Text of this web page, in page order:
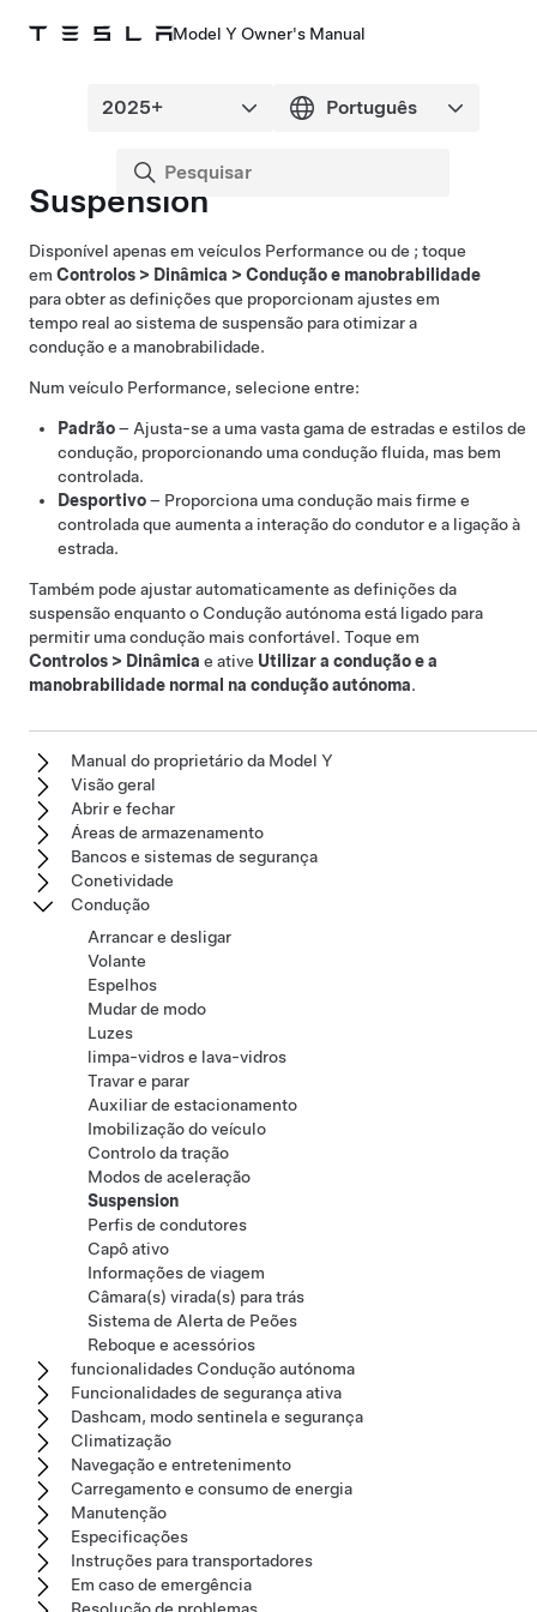
Model Y Owner's Manual
Suspension
Disponível apenas em veículos Performance ou de ; toque
em Controlos > Dinâmica > Condução e manobrabilidade
para obter as definições que proporcionam ajustes em
tempo real ao sistema de suspensão para otimizar a
condução e a manobrabilidade.
Num veículo Performance, selecione entre:
Padrão– Ajusta-se a uma vasta gama de estradas e estilos de
condução, proporcionando uma condução fluida, mas bem
controlada.
Desportivo– Proporciona uma condução mais firme e
controlada que aumenta a interação do condutor e a ligação à
estrada.
Também pode ajustar automaticamente as definições da
suspensão enquanto o Condução autónomaestá ligado para
permitir uma condução mais confortável. Toque em
Controlos > Dinâmica e ative Utilizar a condução e a
manobrabilidade normal na condução autónoma.
Manual do proprietário da Model Y
Visão geral
Abrir e fechar
Áreas de armazenamento
Bancos e sistemas de segurança
Conetividade
Condução
Arrancar e desligar
Volante
Espelhos
Mudar de modo
Luzes
limpa-vidros e lava-vidros
Travar e parar
Auxiliar de estacionamento
Imobilização do veículo
Controlo da tração
Modos de aceleração
Suspension
Perfis de condutores
Capô ativo
Informações de viagem
Câmara(s) virada(s) para trás
Sistema de Alerta de Peões
Reboque e acessórios
funcionalidades Condução autónoma
Funcionalidades de segurança ativa
Dashcam, modo sentinela e segurança
Climatização
Navegação e entretenimento
Carregamento e consumo de energia
Manutenção
Especificações
Instruções para transportadores
Em caso de emergência